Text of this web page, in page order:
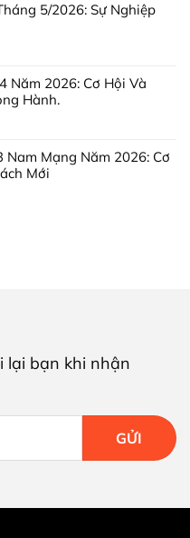
5/2026: Sự Nghiệp
Năm 2026: Cơ Hội Và
Hành.
Nam Mạng Năm 2026: Cơ
Mới
lại bạn khi nhận